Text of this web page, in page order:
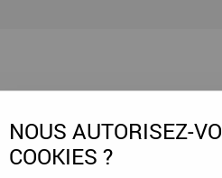
NOUS AUTORISEZ-
COOKIES ?